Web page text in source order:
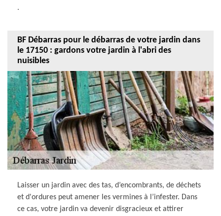
.
BF Débarras pour le débarras de votre jardin dans
le 17150 : gardons votre jardin à l'abri des
nuisibles
Laisser un jardin avec des tas, d’encombrants, de déchets
et d'ordures peut amener les vermines à l’infester. Dans
ce cas, votre jardin va devenir disgracieux et attirer